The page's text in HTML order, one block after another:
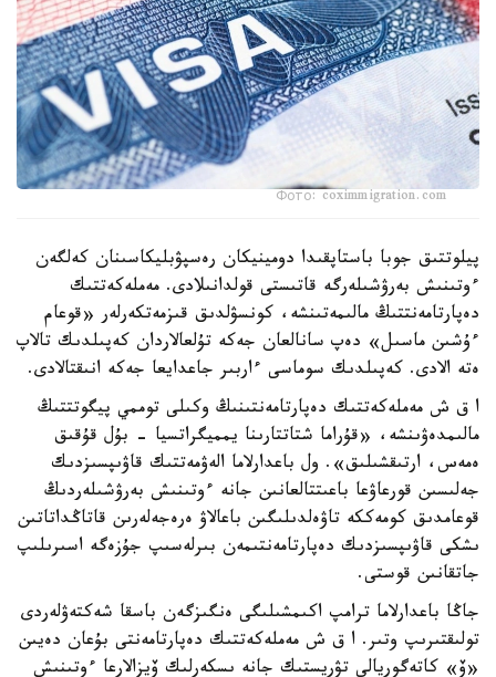
Фото: coximmigration.com
پيلوتتىق جوبا باستاپقىدا دومينيكان رەسپۋبليكاسىنان كەلگەن
ءوتىنىش بەرۋشىلەرگە قاتىستى قولدانىلادى. مەملەكەتتىك
دەپارتامەنتتىڭ مالىمەتىنشە، كونسۋلدىق قىزمەتكەرلەر «قوعام
ءۇشىن ماسىل» دەپ سانالعان جەكە تۇلعالاردان كەپىلدىك تالاپ
ەتە الادى. كەپىلدىك سوماسى ءاربىر جاعدايعا جەكە انىقتالادى.
ا ق ش مەملەكەتتىك دەپارتامەنتىنىڭ وكىلى توممي پيگوتتتىڭ
مالىمدەۋىنشە، «قۇراما شتاتتارىنا يمميگراتسيا - بۇل قۇقىق
ەمەس، ارتىقشىلىق». ول باعدارلاما الەۋمەتتىك قاۋىپسىزدىك
جەلىسىن قورعاۋعا باعىتتالعانىن جانە ءوتىنىش بەرۋشىلەردىڭ
قوعامدىق كومەككە تاۋەلدىلىگىن باعالاۋ ەرەجەلەرىن قاتاڭداتاتىن
ىشكى قاۋىپسىزدىك دەپارتامەنتىمەن بىرلەسىپ جۇزەگە اسىرىلىپ
جاتقانىن قوستى.
جاڭا باعدارلاما ترامپ اكىمشىلىگى ەنگىزگەن باسقا شەكتەۋلەردى
تولىقتىرىپ وتىر. ا ق ش مەملەكەتتىك دەپارتامەنتى بۇعان دەيىن
«ۆ» كاتەگوريالى تۋريستىك جانە ىسكەرلىك ۆيزالارعا ءوتىنىش